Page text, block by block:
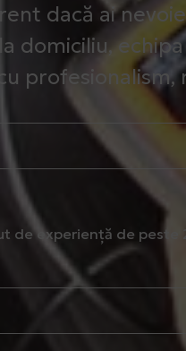
dacă ai
domiciliu,
cu
de experiență de peste